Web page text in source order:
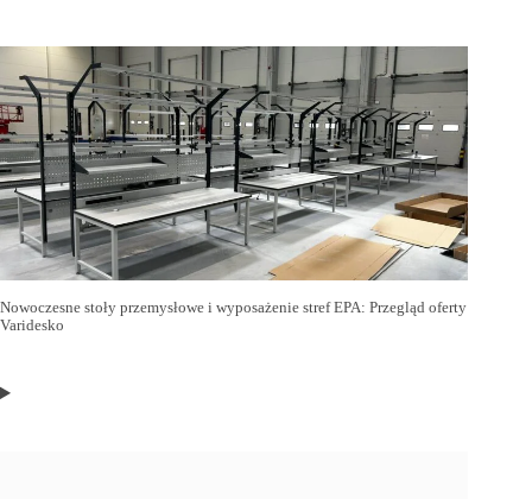
Nowoczesne stoły przemysłowe i wyposażenie stref EPA: Przegląd oferty
Varidesko